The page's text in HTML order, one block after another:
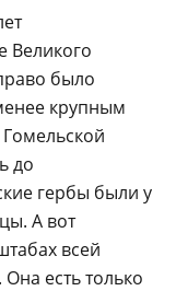
Великого
было
крупным
до
гербы были у
А вот
всей
есть только